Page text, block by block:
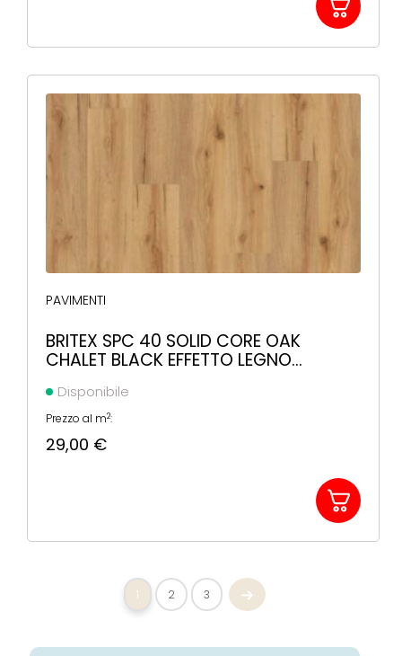
PAVIMENTI
BRITEX SPC 40 SOLID CORE OAK
CHALET BLACK EFFETTO LEGNO
Disponibile
Prezzo al m2:
29,00 €
1 2 3